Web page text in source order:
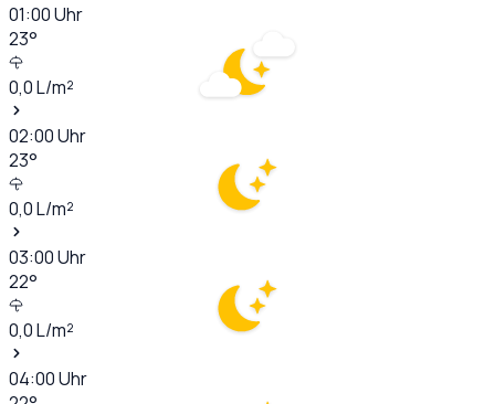
01:00Uhr
23°
0,0L/m²
02:00Uhr
23°
0,0L/m²
03:00Uhr
22°
0,0L/m²
04:00Uhr